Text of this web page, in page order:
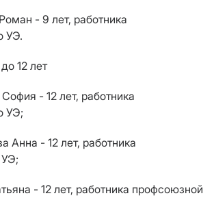
- 9 лет, работника
УЭ.
12 лет
- 12 лет, работника
УЭ;
Анна - 12 лет, работника
- 12 лет, работника профсоюзной